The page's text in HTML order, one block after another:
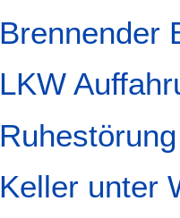
Brennender
LKW
Ruhestörung
Keller unter